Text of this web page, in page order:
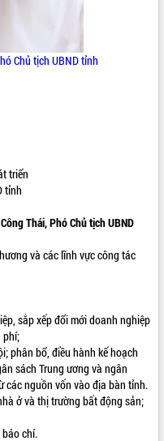
Chủ tịch UBND tỉnh
triển
tỉnh
Thái,Phó Chủ tịch UBND
và các lĩnh vực công tác
sắp xếp đổi mới doanh nghiệp
phí;
phân bổ, điều hành kế hoạch
sách Trung ương và ngân
các nguồn vốn vào địa bàn tỉnh.
ở và thị trường bất động sản;
chí.